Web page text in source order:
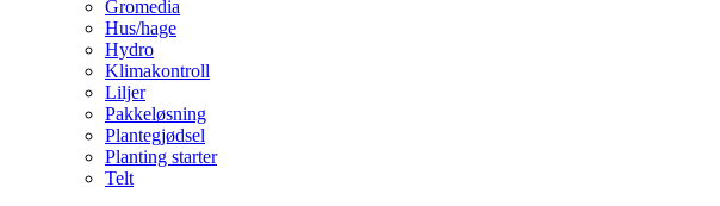
Gromedia
Hus/hage
Hydro
Klimakontroll
Liljer
Pakkeløsning
Plantegjødsel
Planting starter
Telt